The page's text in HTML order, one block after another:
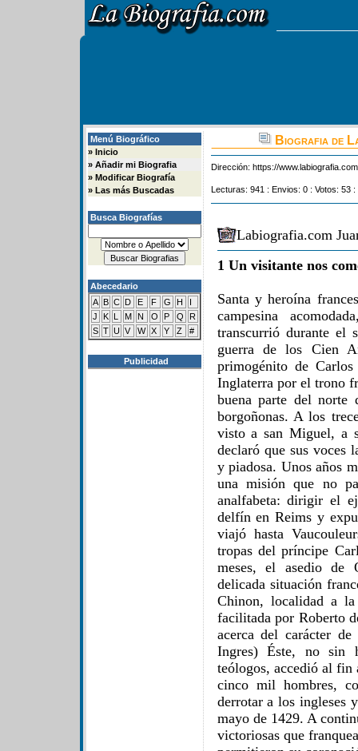
Menú Biográfico
» Inicio
» Añadir mi Biografia
» Modificar Biografía
» Las más Buscadas
Busca Biografías
Abecedario
A B C D E F G H
I
J
K L M N O P Q
R
S T U V W X Y Z #
Publicidad
Biografia de
Dirección: https://
Lecturas: 941 : Envios: 0 : Votos: 53
Labiografia.com
1 Un visitante nos
Santa y heroína
campesina
transcurrió durante el
guerra de los Cien
primogénito de
Inglaterra por el trono
buena parte del norte
borgoñonas. A los
visto a san Miguel, a
declaró que sus voces
y piadosa. Unos años
una misión que no
analfabeta: dirigir el
delfín en Reims y
viajó hasta
tropas del príncipe
meses, el asedio de
delicada situación
Chinon, localidad a
facilitada por Roberto
acerca del carácter
Ingres) Éste, no sin
teólogos, accedió al fin
cinco mil hombres,
derrotar a los ingleses
mayo de 1429. A
victoriosas que